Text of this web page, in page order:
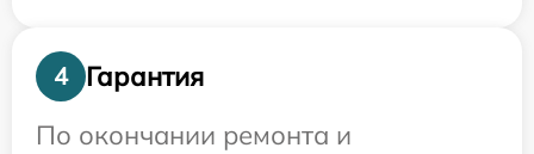
4
Гарантия
По окончании ремонта и